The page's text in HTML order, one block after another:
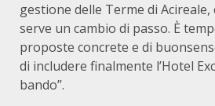
gestione delle Terme di Acireale,
serve un cambio di passo. È
proposte concrete e di
di includere finalmente l’Hotel
bando”.